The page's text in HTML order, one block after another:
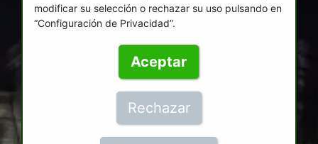
modificar su selección o rechazar su uso pulsando en
“Configuración de Privacidad”.
Aceptar
Rechazar